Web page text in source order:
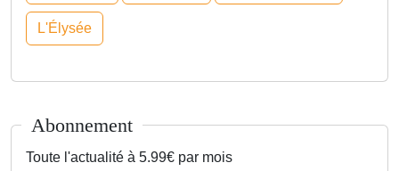
L'Élysée
Abonnement
Toute l'actualité à 5.99€ par mois